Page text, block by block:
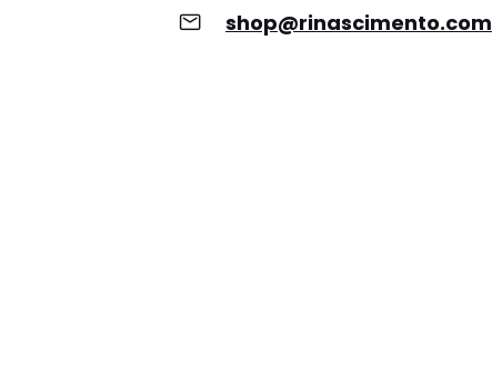
shop@rinascimento.com